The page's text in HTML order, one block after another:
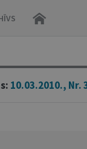
10.03.2010., Nr.